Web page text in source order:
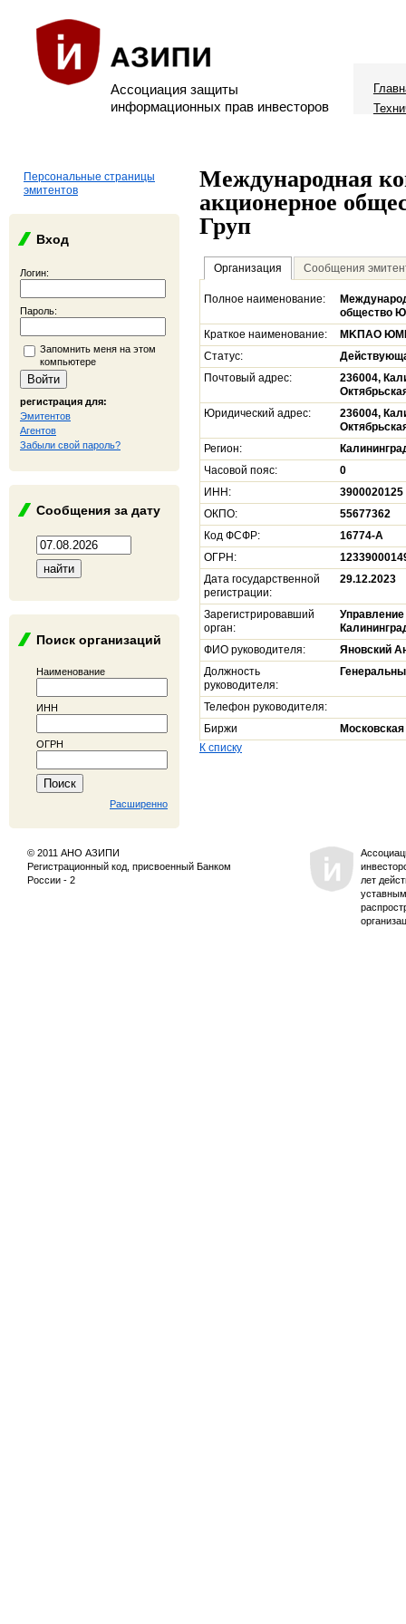
Ассоциация защиты
информационных прав инвесторов
Персональные страницы
эмитентов
Вход
Логин:
Пароль:
Запомнить меня на этом
компьютере
регистрация для:
Эмитентов
Агентов
Забыли свой пароль?
Сообщения за дату
Поиск организаций
Наименование
ИНН
ОГРН
Расширенно
Международная
акционерное
Груп
Организация Сообщения
Полное наименование:
общество
Краткое наименование:
MKПAO
Статус:
Почтовый адрес:
236004,
Юридический адрес:
236004,
Регион:
Часовой пояс:
0
ИНН:
3900020125
ОКПО:
55677362
Код ФСФР:
16774-A
ОГРН:
Дата государственной
регистрации:
29.12.2023
Зарегистрировавший
орган:
ФИО руководителя:
Яновский
Должность
руководителя:
Телефон руководителя:
Биржи
К списку
© 2011 АНО АЗИПИ
Регистрационный код, присвоенный Банком
России - 2
лет